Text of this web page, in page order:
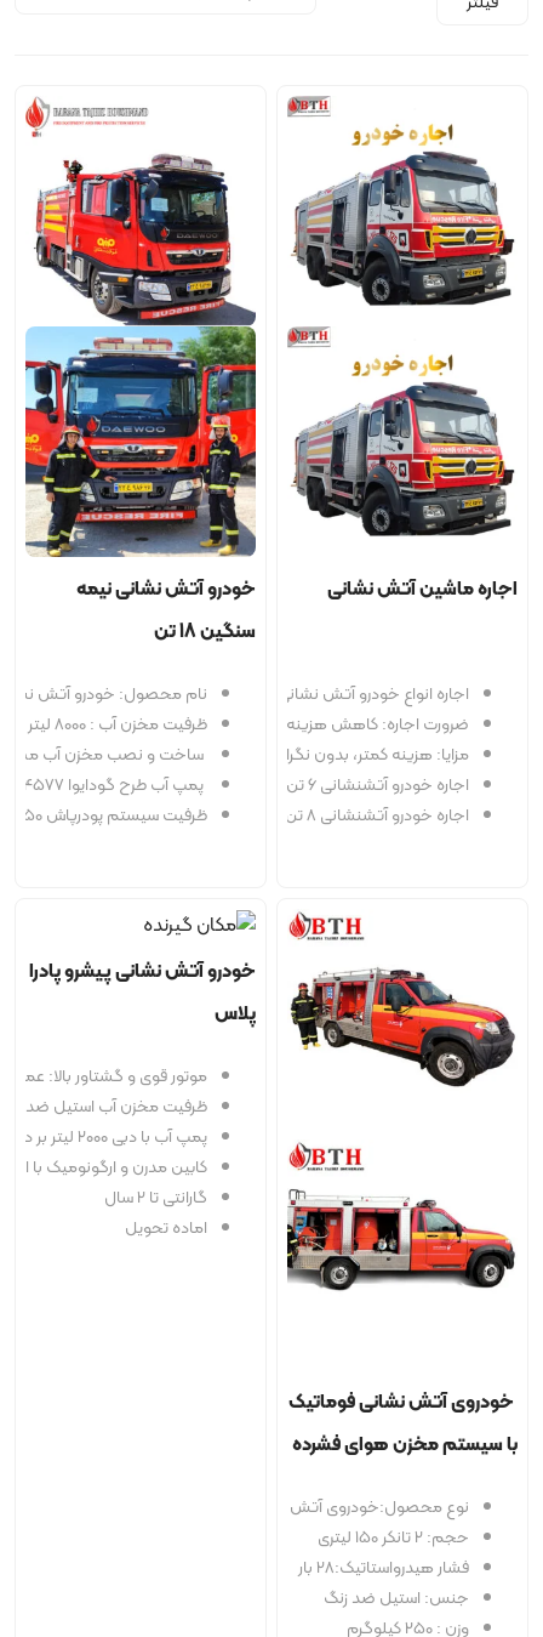
نشانی
خودرو آتش نشانی
کاهش هزینه‌ها، اطفای سریع حریق و تأمین ایمنی صنایع.
کمتر، بدون نگرانی از فرسودگی، انتخاب متنوع.
6 تن
8 تن
خودرو آتش نشانی نیمه
نام محصول: خودرو آتش نشانی نیمه سنگین 18 تن
ظرفیت مخزن آب : 8000 لیتر
ساخت و نصب مخزن آب مطابق استانداردNFPA
پمپ آب طرح گودایوا 4577
ظرفیت سیستم پودرپاش 250 کیلوگرم پودر کلاس BC
فوماتیک
هوای فشرده
آتش نشانی فوماتیک
بار
ضد زنگ
خودرو آتش نشانی پیشرو پادرا
پلاس
موتور قوی و گشتاور بالا: عملکرد بهینه در شرایط
ظرفیت مخزن آب استیل ضد زنگ تا ۱۰۰۰ لیتر
پمپ آب با دبی ۲۰۰۰ لیتر بر دقیقه
کابین مدرن و ارگونومیک با ایمنی بالا
گارانتی تا 2 سال
اماده تحویل